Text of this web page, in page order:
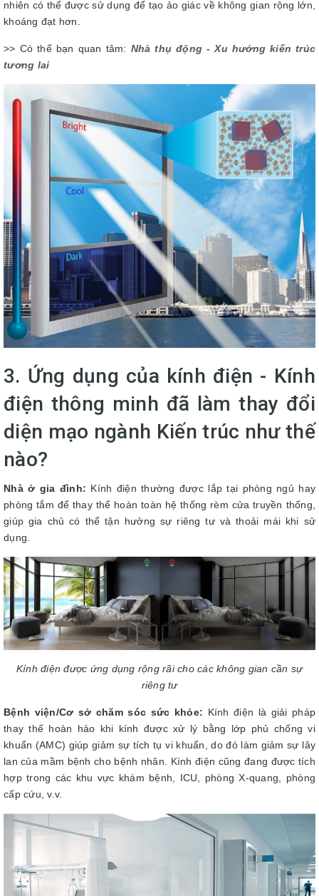
nhiên có thể được sử dụng để tạo ảo giác về không gian rộng lớn,
khoáng đạt hơn.
>> Có thể bạn quan tâm: Nhà thụ động - Xu hướng kiến trúc
tương lai
3. Ứng dụng của kính điện - Kính
điện thông minh đã làm thay đổi
diện mạo ngành Kiến trúc như thế
nào?
Nhà ở gia đình: Kính điện thường được lắp tại phòng ngủ hay
phòng tắm để thay thế hoàn toàn hệ thống rèm cửa truyền thống,
giúp gia chủ có thể tận hưởng sự riêng tư và thoải mái khi sử
dụng.
Kính điện được ứng dụng rộng rãi cho các không gian cần sự
riêng tư
Bệnh viện/Cơ sở chăm sóc sức khỏe: Kính điện là giải pháp
thay thế hoàn hảo khi kính được xử lý bằng lớp phủ chống vi
khuẩn (AMC) giúp giảm sự tích tụ vi khuẩn, do đó làm giảm sự lây
lan của mầm bệnh cho bệnh nhân. Kính điện cũng đang được tích
hợp trong các khu vực khám bệnh, ICU, phòng X-quang, phòng
cấp cứu, v.v.